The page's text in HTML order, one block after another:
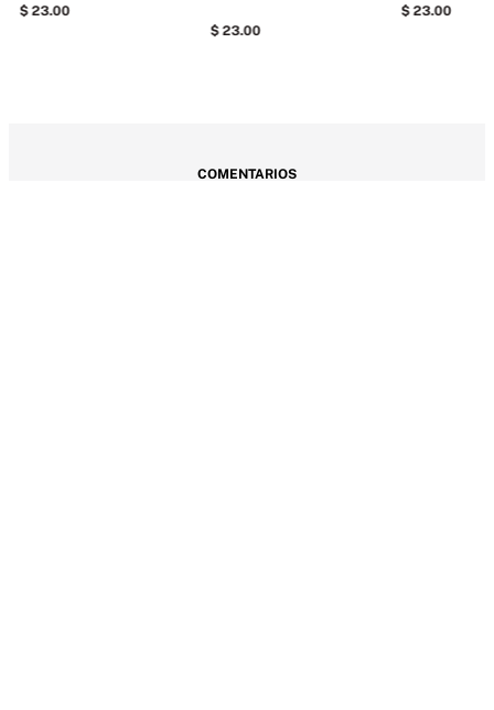
23.00
23.00
23.00
COMENTARIOS